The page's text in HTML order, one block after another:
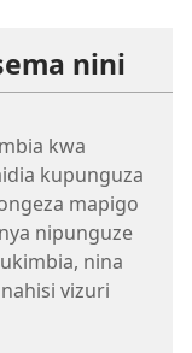
nini
kwa
kupunguza
mapigo
nipunguze
nina
vizuri